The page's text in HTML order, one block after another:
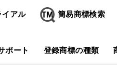
イアル 簡易商標検索
ポート 登録商標の種類